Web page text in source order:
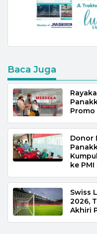
Baca Juga
Promo
Donor
ke PMI
Swiss
2026,
Akhiri